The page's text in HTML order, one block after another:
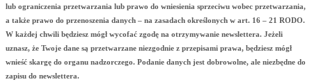
lub ograniczenia przetwarzania lub prawo do wniesienia sprzeciwu wobec przetwarzania,
a także prawo do przenoszenia danych – na zasadach określonych w art. 16 – 21 RODO.
W każdej chwili będziesz mógł wycofać zgodę na otrzymywanie newslettera. Jeżeli
uznasz, że Twoje dane są przetwarzane niezgodnie z przepisami prawa, będziesz mógł
wnieść skargę do organu nadzorczego. Podanie danych jest dobrowolne, ale niezbędne do
zapisu do newslettera.